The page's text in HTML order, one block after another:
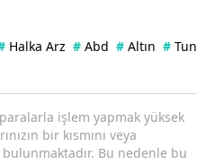
Halka Arz # Abd # Altın #
işlem yapmak yüksek
bir kısmını veya
Bu nedenle bu